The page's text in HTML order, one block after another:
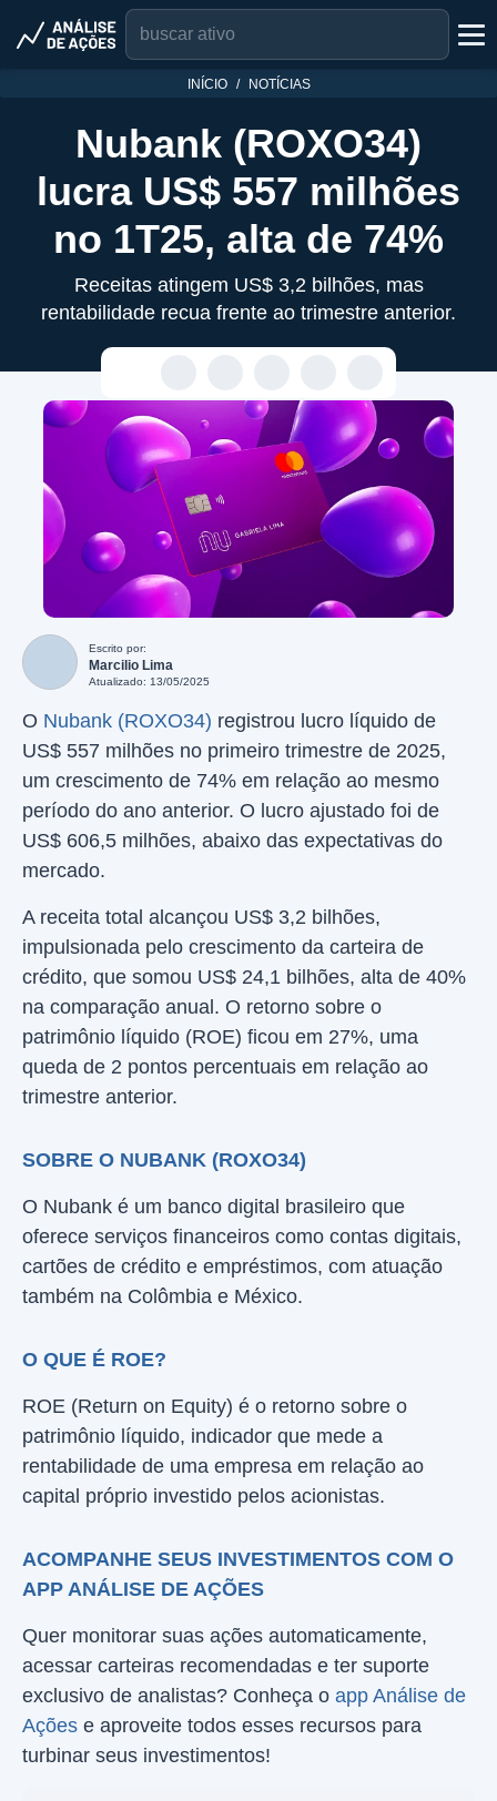
INÍCIO NOTÍCIAS
Nubank (ROXO34)
lucra US$ 557 milhões
no 1T25, alta de 74%
Receitas atingem US$ 3,2 bilhões, mas
rentabilidade recua frente ao trimestre anterior.
Escrito por:
Marcilio Lima
Atualizado: 13/05/2025
O Nubank (ROXO34) registrou lucro líquido de
US$ 557 milhões no primeiro trimestre de 2025,
um crescimento de 74% em relação ao mesmo
período do ano anterior. O lucro ajustado foi de
US$ 606,5 milhões, abaixo das expectativas do
mercado.
A receita total alcançou US$ 3,2 bilhões,
impulsionada pelo crescimento da carteira de
crédito, que somou US$ 24,1 bilhões, alta de 40%
na comparação anual. O retorno sobre o
patrimônio líquido (ROE) ficou em 27%, uma
queda de 2 pontos percentuais em relação ao
trimestre anterior.
SOBRE O NUBANK (ROXO34)
O Nubank é um banco digital brasileiro que
oferece serviços financeiros como contas digitais,
cartões de crédito e empréstimos, com atuação
também na Colômbia e México.
O QUE É ROE?
ROE (Return on Equity) é o retorno sobre o
patrimônio líquido, indicador que mede a
rentabilidade de uma empresa em relação ao
capital próprio investido pelos acionistas.
ACOMPANHE SEUS INVESTIMENTOS COM O
APP ANÁLISE DE AÇÕES
Quer monitorar suas ações automaticamente,
acessar carteiras recomendadas e ter suporte
exclusivo de analistas? Conheça o app Análise de
Ações e aproveite todos esses recursos para
turbinar seus investimentos!